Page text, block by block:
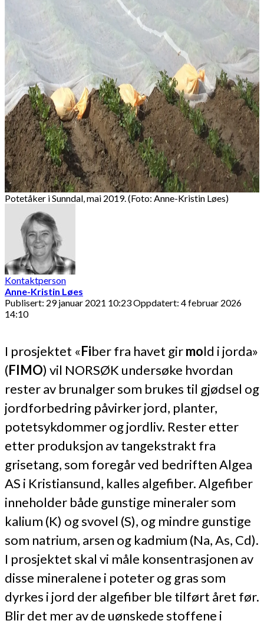
Potetåker i Sunndal, mai 2019. (Foto: Anne-Kristin Løes)
Kontaktperson
Anne-Kristin Løes
Publisert: 29 januar 2021 10:23Oppdatert: 4 februar 2026
14:10
I prosjektet «Fiber fra havet girmold i jorda»
(FIMO) vil NORSØK undersøke hvordan
rester av brunalger som brukes til gjødsel og
jordforbedring påvirker jord, planter,
potetsykdommer og jordliv. Rester etter
etter produksjon av tangekstrakt fra
grisetang, som foregår ved bedriften Algea
AS i Kristiansund, kalles algefiber. Algefiber
inneholder både gunstige mineraler som
kalium (K) og svovel (S), og mindre gunstige
som natrium, arsen og kadmium (Na, As, Cd).
I prosjektet skal vi måle konsentrasjonen av
disse mineralene i poteter og gras som
dyrkes i jord der algefiber ble tilført året før.
Blir det mer av de uønskede stoffene i